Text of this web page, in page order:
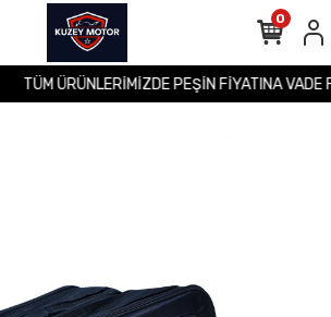
TÜM ÜRÜNLERİMİZDE PEŞİN FİYATINA
0